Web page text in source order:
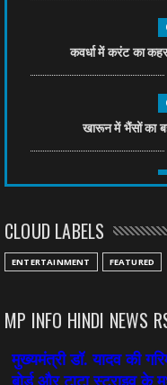
कवर्धा में करंट का
खारून में भैंसों का
महादेव ऐप केस में
CLOUD LABELS
ENTERTAINMENT FEATURED
MP INFO HINDI NEWS